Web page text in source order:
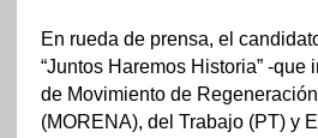
En rueda de prensa, el
“Juntos Haremos Historia” -que
de Movimiento de
(MORENA), del Trabajo (PT) y